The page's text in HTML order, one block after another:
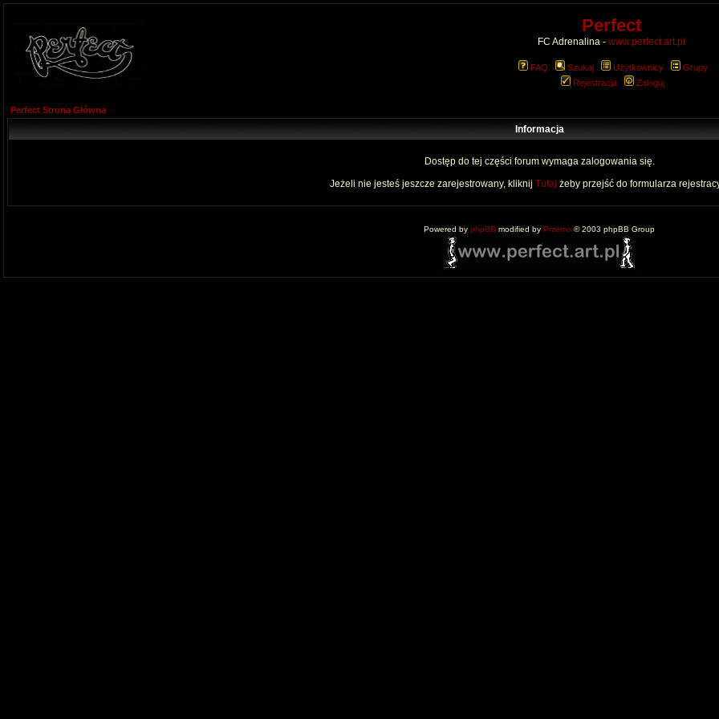
Perfect
FC Adrenalina - www.perfect.art.pl
FAQ Szukaj Użytkownicy
Grupy
Rejestracja
Zaloguj
Perfect Strona Główna
Informacja
Dostęp do tej części forum wymaga zalogowania się.
Jeżeli nie jesteś jeszcze zarejestrowany, kliknij Tutaj żeby przejść do formularza
Powered by phpBB modified by Przemo © 2003 phpBB Group